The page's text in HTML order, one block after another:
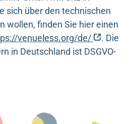
sich über den technischen
wollen, finden Sie hier einen
venueless.org/de/
. Die
in Deutschland ist DSGVO-